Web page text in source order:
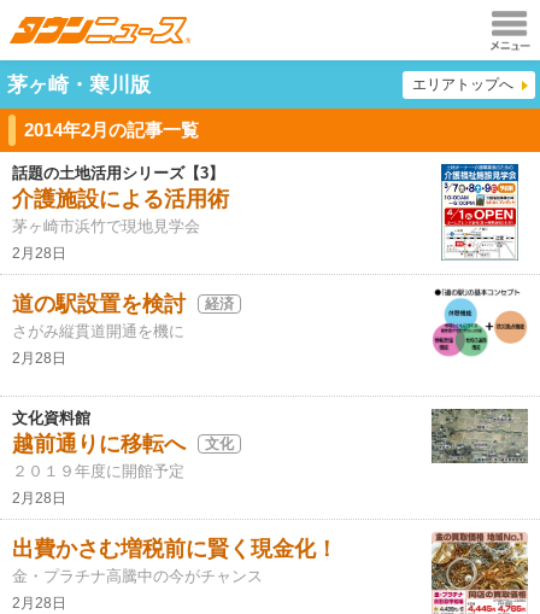
メニュ
ー
茅ヶ崎・寒川版 エリアトップへ
2014年2月の記事一覧
話題の土地活用シリーズ【3】
介護施設による活用術
茅ヶ崎市浜竹で現地見学会
2月28日
道の駅設置を検討 経済
さがみ縦貫道開通を機に
2月28日
文化資料館
越前通りに移転へ 文化
２０１９年度に開館予定
2月28日
出費かさむ増税前に賢く現金化！
金・プラチナ高騰中の今がチャンス
2月28日